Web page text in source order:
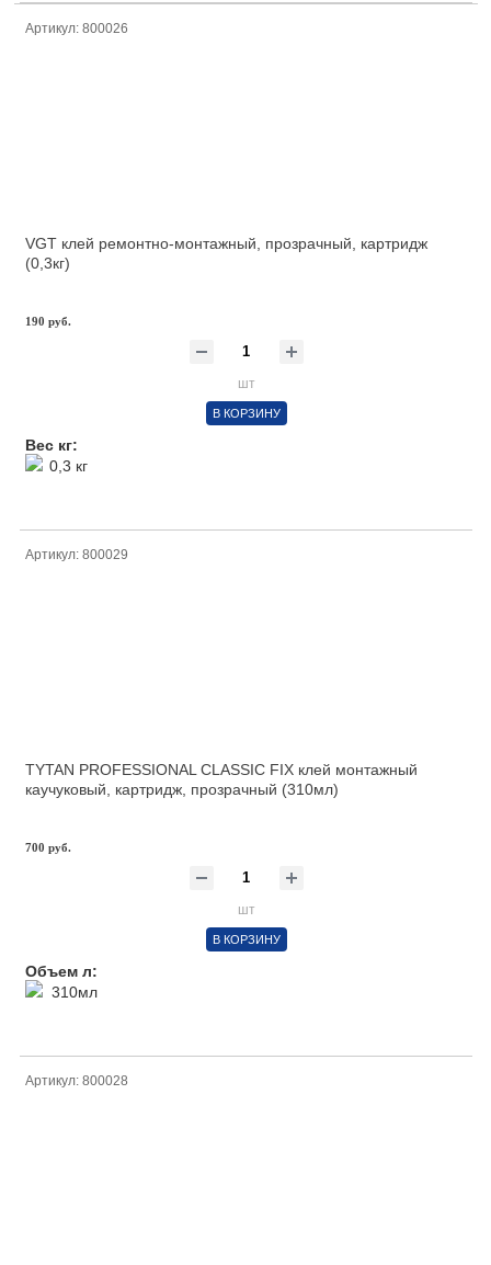
Артикул: 800026
VGT клей ремонтно-монтажный, прозрачный, картридж
(0,3кг)
190 руб.
шт
В КОРЗИНУ
Вес кг:
0,3 кг
Артикул: 800029
TYTAN PROFESSIONAL CLASSIC FIX клей монтажный
каучуковый, картридж, прозрачный (310мл)
700 руб.
шт
В КОРЗИНУ
Объем л:
310мл
Артикул: 800028